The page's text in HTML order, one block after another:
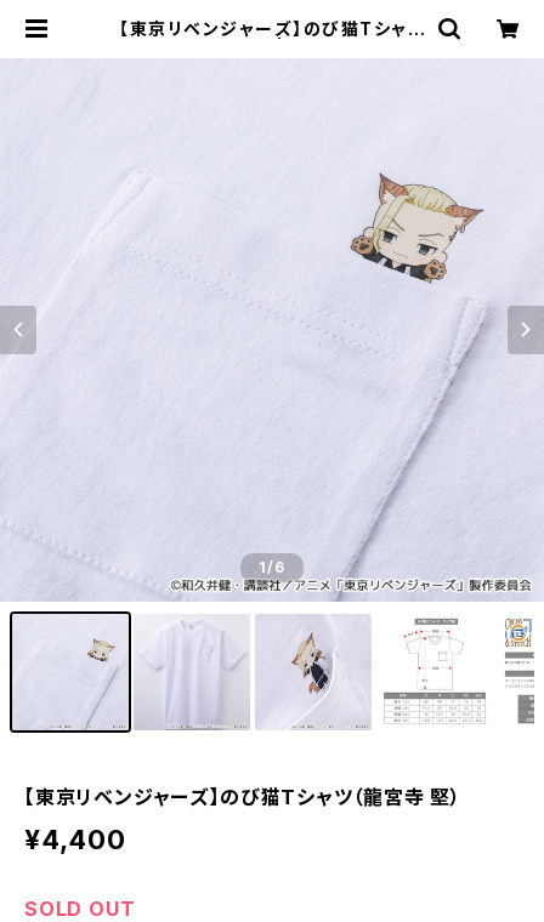
【東京リベンジャーズ】のび猫Tシャツ
1/6
【東京リベンジャーズ】のび猫Tシャツ（龍宮寺 堅）
¥4,400
SOLD OUT